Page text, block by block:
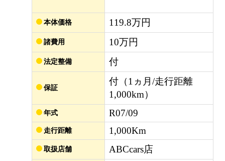
本体価格 119.8万円
諸費用 10万円
法定整備 付
保証
付（1ヵ月/走行距離
1,000km）
年式 R07/09
走行距離 1,000Km
取扱店舗 ABCcars店